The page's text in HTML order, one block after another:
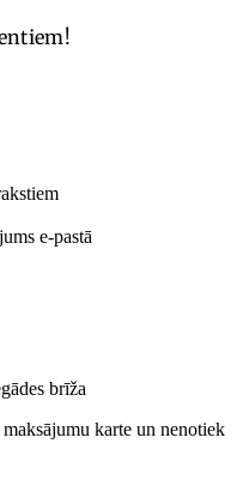
e-pastā
brīža
karte un nenotiek